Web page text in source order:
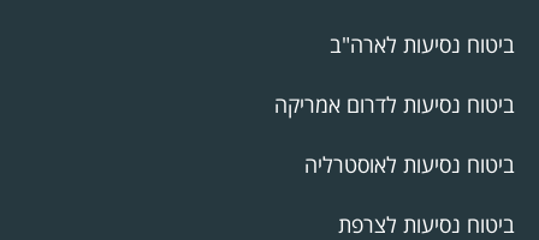
ביטוח נסיעות לארה"ב
ביטוח נסיעות לדרום אמריקה
ביטוח נסיעות לאוסטרליה
ביטוח נסיעות לצרפת